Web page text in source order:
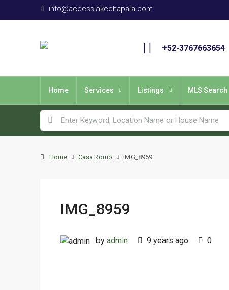
info@accesslakechapala.com
+52-3767663654
Home Services Listings MLS Search
Home Casa Romo IMG_8959
IMG_8959
by admin 9 years ago 0